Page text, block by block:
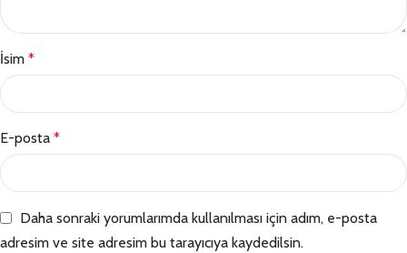
İsim *
E-posta *
Daha sonraki yorumlarımda kullanılması için adım, e-posta
adresim ve site adresim bu tarayıcıya kaydedilsin.